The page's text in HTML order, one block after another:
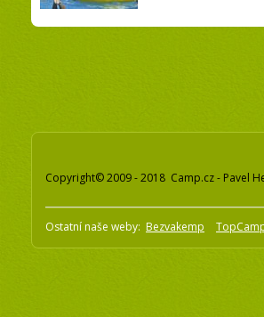
Copyright© 2009 - 2018 Camp.cz - Pavel
Ostatní naše weby: Bezvakemp